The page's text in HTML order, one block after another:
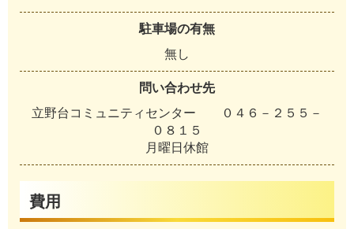
駐車場の有無
無し
問い合わせ先
立野台コミュニティセンター ０４６－２５５－
０８１５
月曜日休館
費用